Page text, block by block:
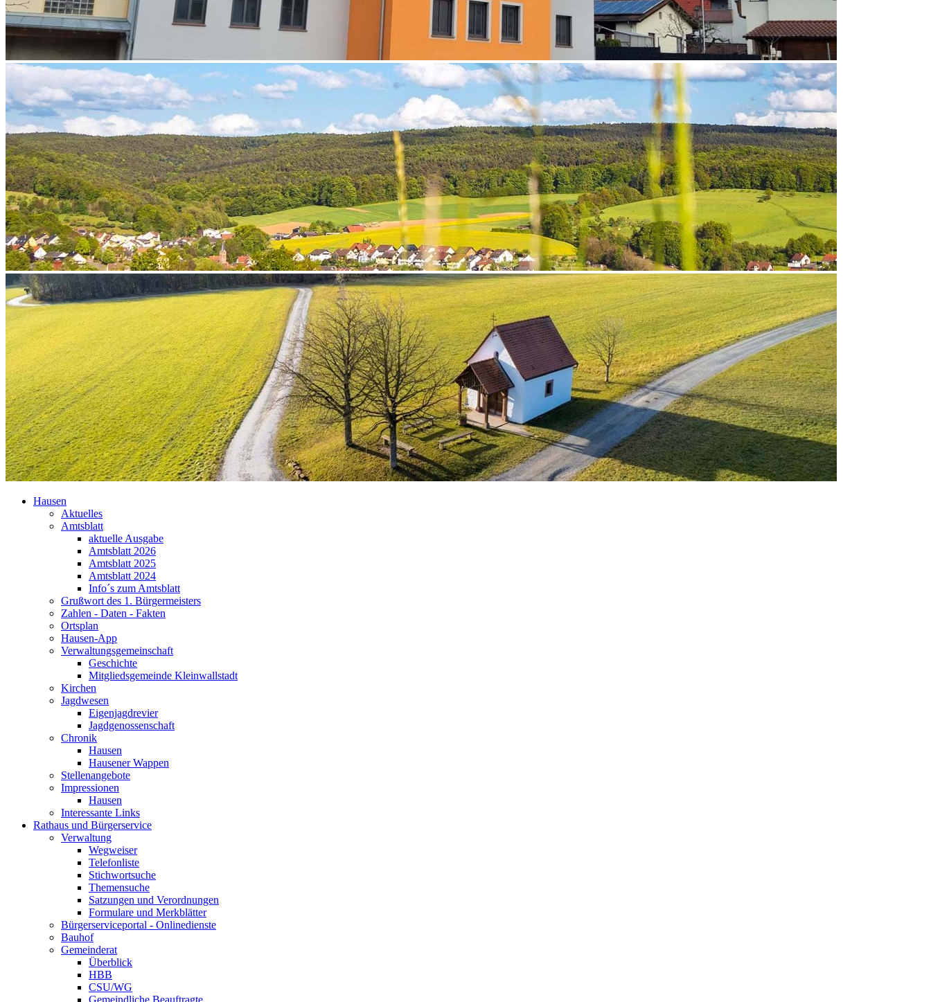
Hausen
Aktuelles
Amtsblatt
aktuelle Ausgabe
Amtsblatt 2026
Amtsblatt 2025
Amtsblatt 2024
Info´s zum Amtsblatt
Grußwort des 1. Bürgermeisters
Zahlen - Daten - Fakten
Ortsplan
Hausen-App
Verwaltungsgemeinschaft
Geschichte
Mitgliedsgemeinde Kleinwallstadt
Kirchen
Jagdwesen
Eigenjagdrevier
Jagdgenossenschaft
Chronik
Hausen
Hausener Wappen
Stellenangebote
Impressionen
Hausen
Interessante Links
Rathaus und Bürgerservice
Verwaltung
Wegweiser
Telefonliste
Stichwortsuche
Themensuche
Satzungen und Verordnungen
Formulare und Merkblätter
Bürgerserviceportal - Onlinedienste
Bauhof
Gemeinderat
Überblick
HBB
CSU/WG
Gemeindliche Beauftragte